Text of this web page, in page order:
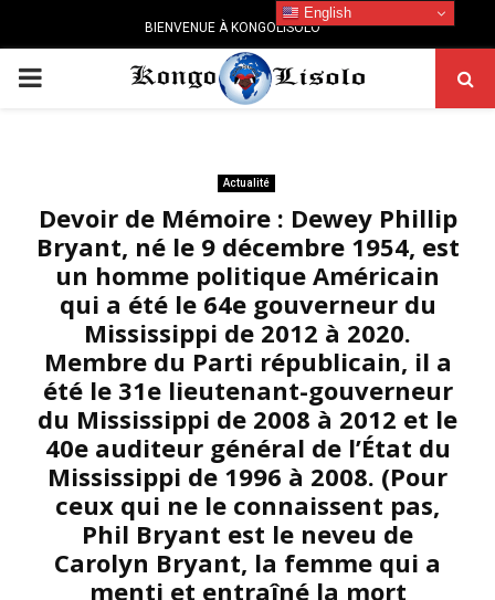
BIENVENUE À KONGOLISOLO
PRIMARY
Actualité
Devoir de Mémoire : Dewey Phillip
Bryant, né le 9 décembre 1954, est
un homme politique Américain
qui a été le 64e gouverneur du
Mississippi de 2012 à 2020.
Membre du Parti républicain, il a
été le 31e lieutenant-gouverneur
du Mississippi de 2008 à 2012 et le
40e auditeur général de l’État du
Mississippi de 1996 à 2008. (Pour
ceux qui ne le connaissent pas,
Phil Bryant est le neveu de
Carolyn Bryant, la femme qui a
menti et entraîné la mort
English